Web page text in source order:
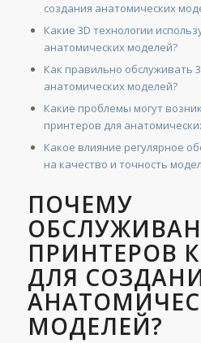
создания анатомических
Какие 3D технологии
анатомических моделей?
Как правильно обслуживать
анатомических моделей?
Какие проблемы могут
принтеров для
Какое влияние регулярное
на качество и точность
ПОЧЕМУ
ПРИНТЕРОВ
ДЛЯ
МОДЕЛЕЙ?